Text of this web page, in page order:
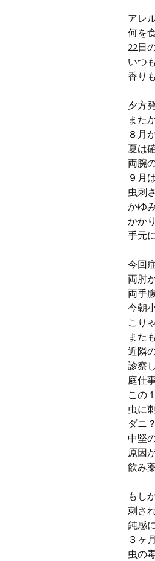
アーカイブ（
記事（151）～
アーカイブ（
記事（201）～
ア
講
ア
四
アレ
何を
22日
いつ
香り
夕方
また
８月
夏は
両腕
９月
虫刺
かゆ
かか
手元
今回
両肘
両手
今朝
こり
また
近隣
診察
庭仕
この
虫に
ダニ
中堅
原因
飲み
もし
刺さ
鈍感
３ヶ
虫の